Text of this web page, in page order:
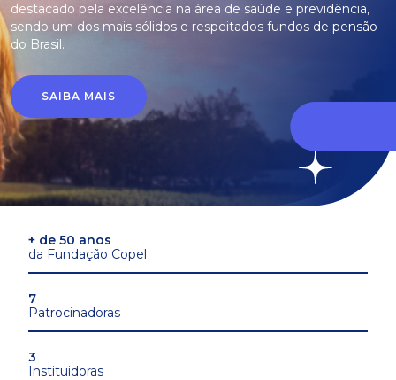
destacado pela excelência na área de saúde e previdência,
sendo um dos mais sólidos e respeitados fundos de pensão
do Brasil.
SAIBA MAIS
+ de 50 anos
da Fundação Copel
7
Patrocinadoras
3
Instituidoras